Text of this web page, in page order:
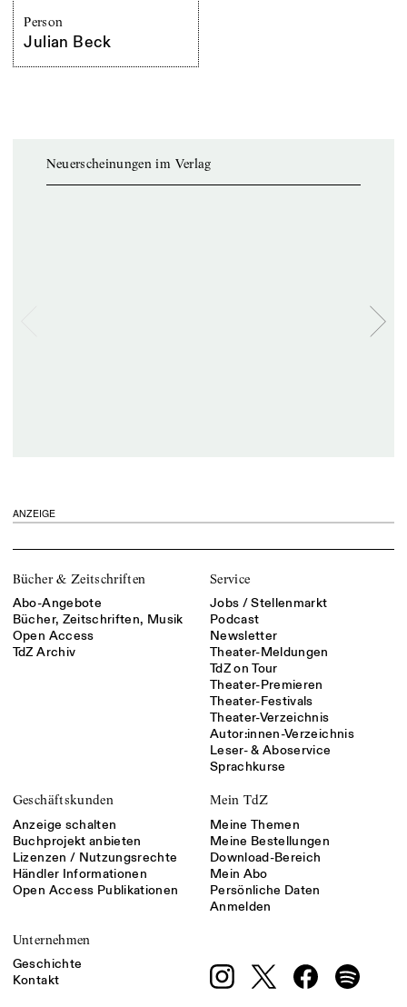
Person
Julian Beck
Neuerscheinungen im Verlag
ANZEIGE
Bücher & Zeitschriften
Abo-Angebote
Bücher, Zeitschriften, Musik
Open Access
TdZ Archiv
Service
Jobs / Stellenmarkt
Podcast
Newsletter
Theater-Meldungen
TdZ on Tour
Theater-Premieren
Theater-Festivals
Theater-Verzeichnis
Autor:innen-Verzeichnis
Leser- & Aboservice
Sprachkurse
Geschäftskunden
Anzeige schalten
Buchprojekt anbieten
Lizenzen / Nutzungsrechte
Händler Informationen
Open Access Publikationen
Mein TdZ
Meine Themen
Meine Bestellungen
Download-Bereich
Mein Abo
Persönliche Daten
Anmelden
Unternehmen
Geschichte
Kontakt